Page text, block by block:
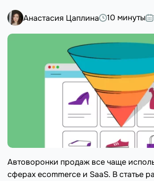
Анастасия Цаплина 10 минуты
Автоворонки продаж все чаще
сферах ecommerce и SaaS. В статье